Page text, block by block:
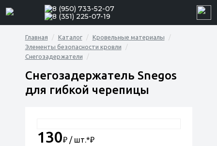
8 (950) 733-52-07
8 (351) 225-07-19
Главная Каталог
Кровельные материалы
Элементы безопасности кровли
Снегозадержатели
Снегозадержатель Snegos
для гибкой черепицы
130₽ / шт.*₽